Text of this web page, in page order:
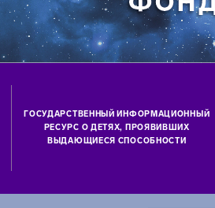
ГОСУДАРСТВЕННЫЙ ИНФОРМАЦИОННЫЙ
РЕСУРС О ДЕТЯХ, ПРОЯВИВШИХ
ВЫДАЮЩИЕСЯ СПОСОБНОСТИ